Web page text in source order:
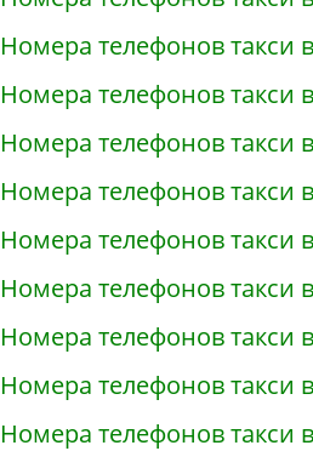
Номера телефонов такси
Номера телефонов такси
Номера телефонов такси
Номера телефонов такси
Номера телефонов такси
Номера телефонов такси
Номера телефонов такси
Номера телефонов такси
Номера телефонов такси